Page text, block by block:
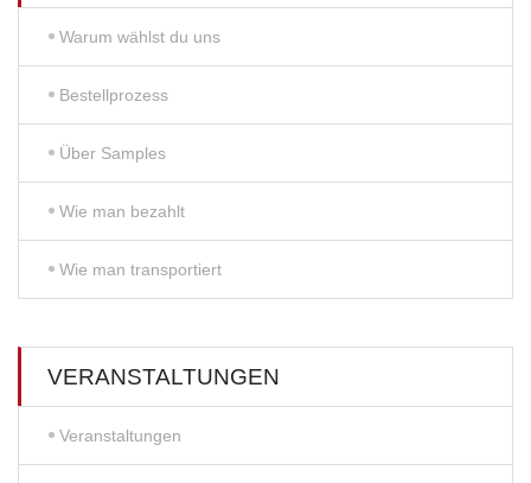
Warum wählst du uns
Bestellprozess
Über Samples
Wie man bezahlt
Wie man transportiert
VERANSTALTUNGEN
Veranstaltungen